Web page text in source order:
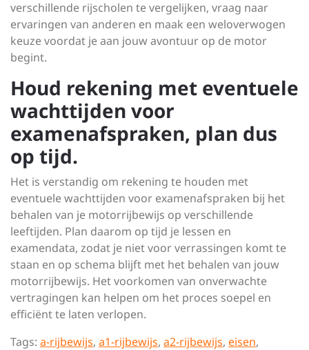
verschillende rijscholen te vergelijken, vraag naar
ervaringen van anderen en maak een weloverwogen
keuze voordat je aan jouw avontuur op de motor
begint.
Houd rekening met eventuele
wachttijden voor
examenafspraken, plan dus
op tijd.
Het is verstandig om rekening te houden met
eventuele wachttijden voor examenafspraken bij het
behalen van je motorrijbewijs op verschillende
leeftijden. Plan daarom op tijd je lessen en
examendata, zodat je niet voor verrassingen komt te
staan en op schema blijft met het behalen van jouw
motorrijbewijs. Het voorkomen van onverwachte
vertragingen kan helpen om het proces soepel en
efficiënt te laten verlopen.
Tags: a-rijbewijs, a1-rijbewijs, a2-rijbewijs, eisen,